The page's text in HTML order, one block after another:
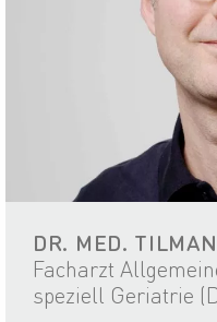
DR. MED.
Facharzt
speziell Geriatrie